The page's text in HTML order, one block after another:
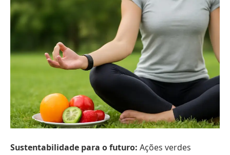
Sustentabilidade para o futuro: Ações verdes